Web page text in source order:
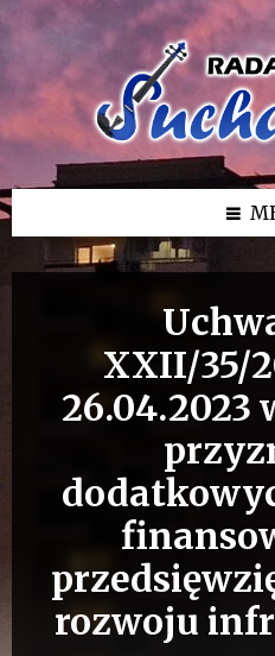
Przejdź
Przejdź
bocznego
Przejdź
XXII/35/
26.04.2023
rozwoju